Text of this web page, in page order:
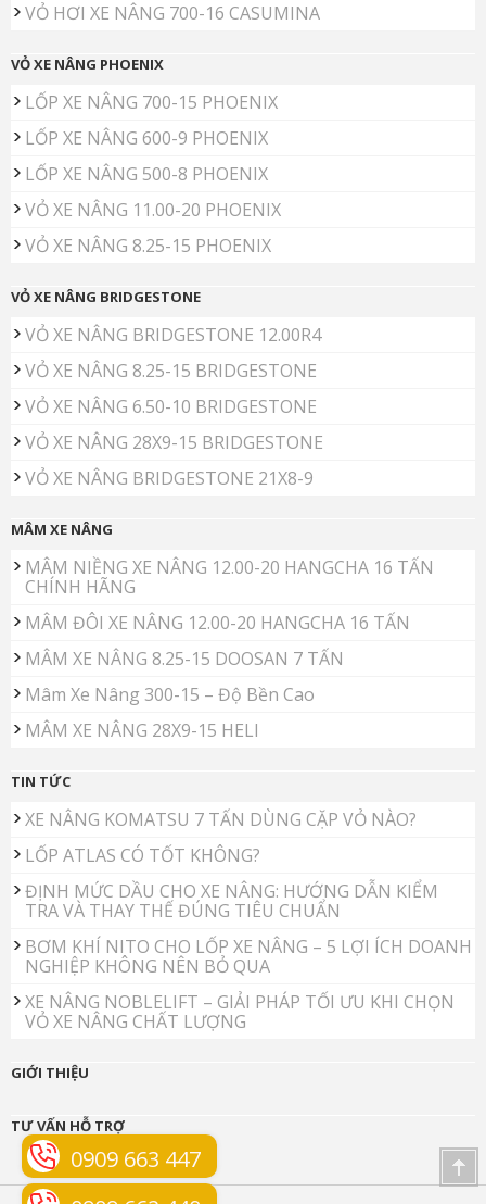
VỎ HƠI XE NÂNG 700-16 CASUMINA
VỎ XE NÂNG PHOENIX
LỐP XE NÂNG 700-15 PHOENIX
LỐP XE NÂNG 600-9 PHOENIX
LỐP XE NÂNG 500-8 PHOENIX
VỎ XE NÂNG 11.00-20 PHOENIX
VỎ XE NÂNG 8.25-15 PHOENIX
VỎ XE NÂNG BRIDGESTONE
VỎ XE NÂNG BRIDGESTONE 12.00R4
VỎ XE NÂNG 8.25-15 BRIDGESTONE
VỎ XE NÂNG 6.50-10 BRIDGESTONE
VỎ XE NÂNG 28X9-15 BRIDGESTONE
VỎ XE NÂNG BRIDGESTONE 21X8-9
MÂM XE NÂNG
MÂM NIỀNG XE NÂNG 12.00-20 HANGCHA 16 TẤN
CHÍNH HÃNG
MÂM ĐÔI XE NÂNG 12.00-20 HANGCHA 16 TẤN
MÂM XE NÂNG 8.25-15 DOOSAN 7 TẤN
Mâm Xe Nâng 300-15 – Độ Bền Cao
MÂM XE NÂNG 28X9-15 HELI
TIN TỨC
XE NÂNG KOMATSU 7 TẤN DÙNG CẶP VỎ NÀO?
LỐP ATLAS CÓ TỐT KHÔNG?
ĐỊNH MỨC DẦU CHO XE NÂNG: HƯỚNG DẪN KIỂM
TRA VÀ THAY THẾ ĐÚNG TIÊU CHUẨN
BƠM KHÍ NITO CHO LỐP XE NÂNG – 5 LỢI ÍCH DOANH
NGHIỆP KHÔNG NÊN BỎ QUA
XE NÂNG NOBLELIFT – GIẢI PHÁP TỐI ƯU KHI CHỌN
VỎ XE NÂNG CHẤT LƯỢNG
GIỚI THIỆU
TƯ VẤN HỖ TRỢ
0909 663 447